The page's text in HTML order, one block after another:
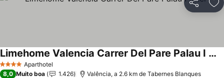
Partilhar
4 EstrelasAparthotel
Limehome Valencia Carrer Del Pare Palau I Quer
Ver preços
8,0 Muito boa 1.426 Valência, a 2.6 km de Tabernes Blanques